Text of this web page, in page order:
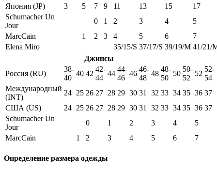
Япония (JP)
3 5 7 9 11 13 15
17
Schumacher Un
Jour
0 1 2 3 4
5
MarcCain
1 2 3 4 5 6
7
Elena Miro
35/15/S 37/17/S 39/19/M 41/21/
Джинсы
Россия (RU)
38-
40
40 42
42-
44
44
44-
46
46
46-
48
48
48-
50
50
50-
52
52
52-
54
Международный
(INT)
24 25 26 27 28 29 30 31 32 33 34 35 36 37
США (US)
24 25 26 27 28 29 30 31 32 33 34 35 36 37
Schumacher Un
Jour
0 1 2 3 4
5
MarcCain
1 2 3 4 5 6 7
Определение размера одежды